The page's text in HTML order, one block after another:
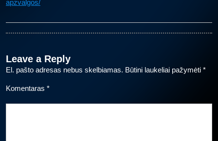
apzvalgos/
Leave a Reply
El. pašto adresas nebus skelbiamas. Būtini laukeliai pažymėti *
Komentaras *